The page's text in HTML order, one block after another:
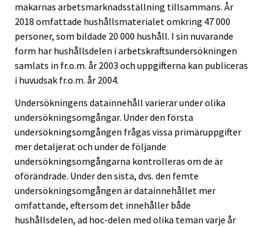
makarnas arbetsmarknadsställning tillsammans. År
2018 omfattade hushållsmaterialet omkring 47 000
personer, som bildade 20 000 hushåll. I sin nuvarande
form har hushållsdelen i arbetskraftsundersökningen
samlats in fr.o.m. år 2003 och uppgifterna kan publiceras
i huvudsak fr.o.m. år 2004.
Undersökningens datainnehåll varierar under olika
undersökningsomgångar. Under den första
undersökningsomgången frågas vissa primäruppgifter
mer detaljerat och under de följande
undersökningsomgångarna kontrolleras om de är
oförändrade. Under den sista, dvs. den femte
undersökningsomgången är datainnehållet mer
omfattande, eftersom det innehåller både
hushållsdelen, ad hoc-delen med olika teman varje år